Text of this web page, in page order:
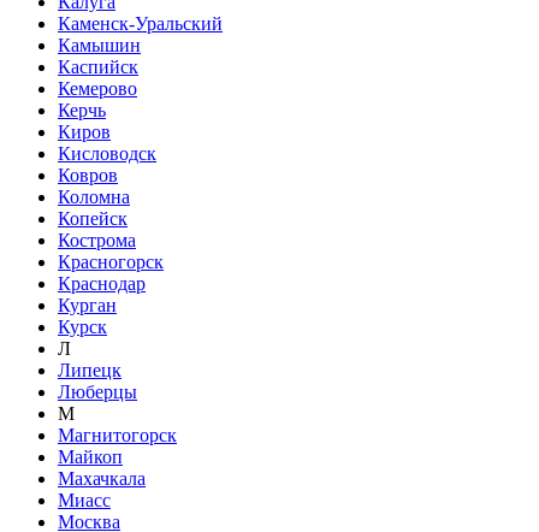
Каменск-Уральский
Камышин
Каспийск
Кемерово
Керчь
Киров
Кисловодск
Ковров
Коломна
Копейск
Кострома
Красногорск
Краснодар
Курган
Курск
Л
Липецк
Люберцы
М
Магнитогорск
Майкоп
Махачкала
Миасс
Москва